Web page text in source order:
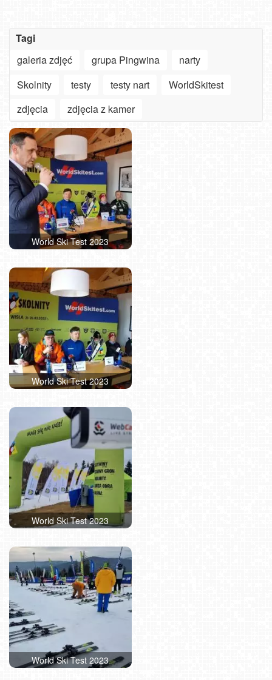
Tagi
galeria zdjęć
grupa Pingwina
narty
Skolnity
testy testy nart
WorldSkitest
zdjęcia
zdjęcia z kamer
World Ski Test 2023
World Ski Test 2023
World Ski Test 2023
World Ski Test 2023
World Ski Test 2023
World Ski Test 2023
World Ski Test 2023
World Ski Test 2023